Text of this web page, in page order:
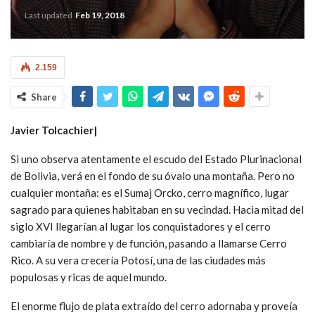
Last updated Feb 19, 2018
2.159
Share
Javier Tolcachier|
Si uno observa atentamente el escudo del Estado Plurinacional
de Bolivia, verá en el fondo de su óvalo una montaña. Pero no
cualquier montaña: es el Sumaj Orcko, cerro magnífico, lugar
sagrado para quienes habitaban en su vecindad. Hacia mitad del
siglo XVI llegarían al lugar los conquistadores y el cerro
cambiaría de nombre y de función, pasando a llamarse Cerro
Rico. A su vera crecería Potosí, una de las ciudades más
populosas y ricas de aquel mundo.
El enorme flujo de plata extraído del cerro adornaba y proveía